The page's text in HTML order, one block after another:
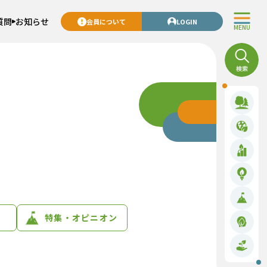
MENU
問 お知らせ 会員について LOGIN
特集・オピニオン